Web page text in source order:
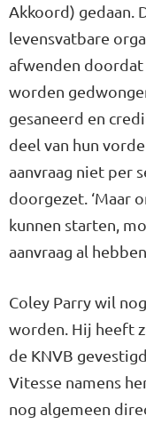
Akkoord) gedaan.
levensvatbare
afwenden doordat
worden
gesaneerd en
deel van hun
aanvraag niet per
doorgezet. ‘Maar
kunnen starten,
aanvraag al
Coley Parry wil
worden. Hij heeft
de KNVB
Vitesse namens
nog algemeen